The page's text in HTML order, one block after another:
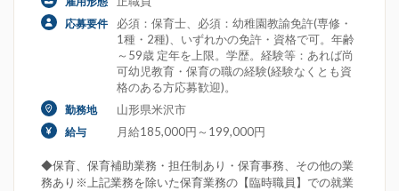
応募要件
必須：保育士、必須：幼稚園教諭免許(専修・
1種・2種)、いずれかの免許・資格で可。年齢
～59歳 定年を上限。学歴。経験等：あれば尚
可幼児教育・保育の職の経験(経験なくとも資
格のある方応募歓迎)。
勤務地 山形県米沢市
給与 月給185,000円～199,000円
◆保育、保育補助業務・担任制あり・保育事務、その他の業
務あり※上記業務を除いた保育業務の【臨時職員】での就業